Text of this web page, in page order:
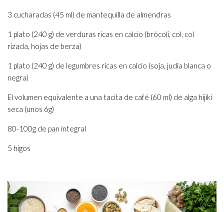
3 cucharadas (45 ml) de mantequilla de almendras
1 plato (240 g) de verduras ricas en calcio (brócoli, col, col
rizada, hojas de berza)
1 plato (240 g) de legumbres ricas en calcio (soja, judía blanca o
negra)
El volumen equivalente a una tacita de café (60 ml) de alga hijiki
seca (unos 6g)
80-100g de pan integral
5 higos